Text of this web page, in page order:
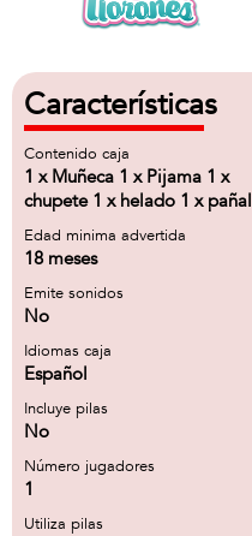
Características
Contenido caja
1 x Muñeca 1 x Pijama 1 x
chupete 1 x helado 1 x pañal
Edad minima advertida
18 meses
Emite sonidos
No
Idiomas caja
Español
Incluye pilas
No
Número jugadores
1
Utiliza pilas